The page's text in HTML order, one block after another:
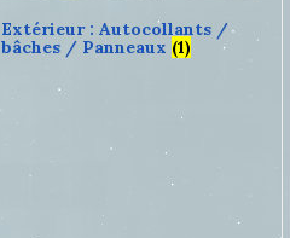
Extérieur : Autocollants /
bâches / Panneaux (1)